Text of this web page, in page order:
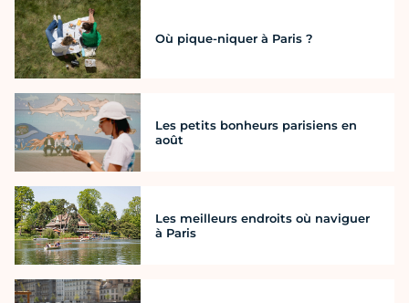
Où pique-niquer à Paris ?
Les petits bonheurs parisiens en
août
Les meilleurs endroits où naviguer
à Paris